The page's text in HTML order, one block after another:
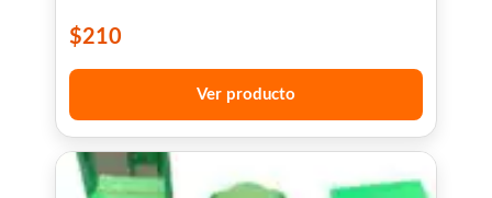
$210
Ver producto